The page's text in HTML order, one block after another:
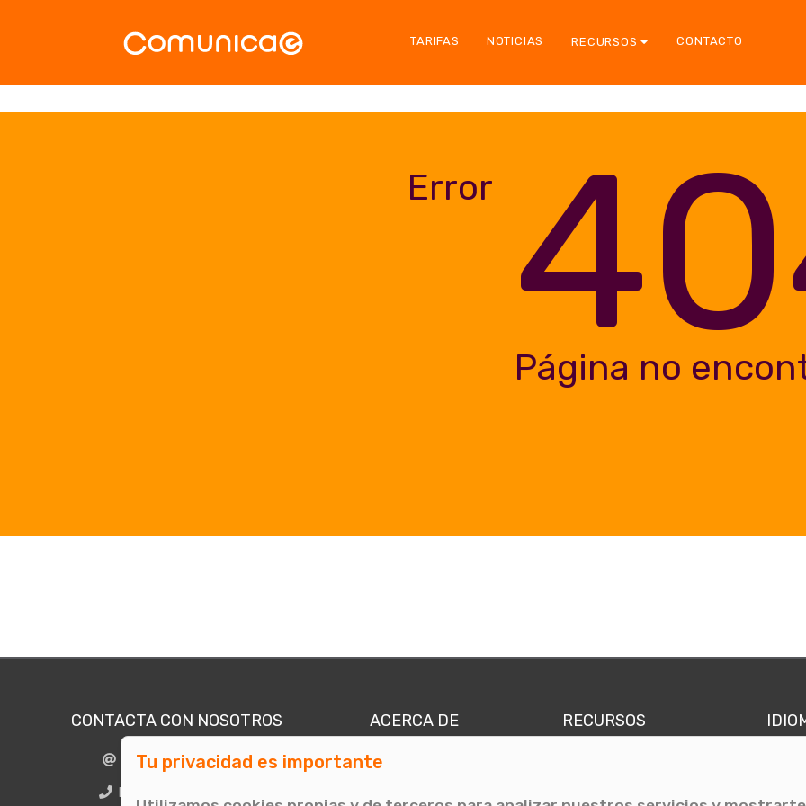
TARIFAS NOTICIAS RECURSOS CONTACTO
Error
Página no
CONTACTA CON NOSOTROS
info@comunicae.com
BCN + 34 931 702 774
ACERCA DE
Quiénes somos
RECURSOS
Tu privacidad es importante